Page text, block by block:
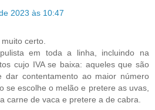
2023 às 10:47
certo.
em toda a linha, incluindo na
cujo IVA se baixa: aqueles que são
dar contentamento ao maior número
se escolhe o melão e pretere as uvas,
carne de vaca e pretere a de cabra.